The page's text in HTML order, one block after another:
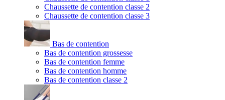
Chaussette de contention classe 2
Chaussette de contention classe 3
Bas de contention
Bas de contention grossesse
Bas de contention femme
Bas de contention homme
Bas de contention classe 2